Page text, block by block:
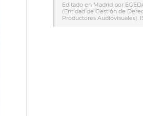
Editado en Madrid por
(Entidad de Gestión de
Productores Audiovisuales).